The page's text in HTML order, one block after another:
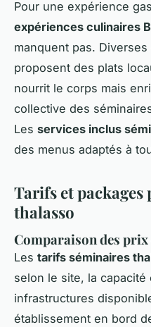
Pour une expérience
expériences culinaires
manquent pas.
proposent des plats
nourrit le corps mais
collective des
Les services inclus
des menus adaptés à
Tarifs et
thalasso
Comparaison des
Les tarifs séminaires
selon le site, la
infrastructures
établissement en bord